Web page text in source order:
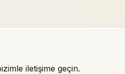
iletişime geçin.